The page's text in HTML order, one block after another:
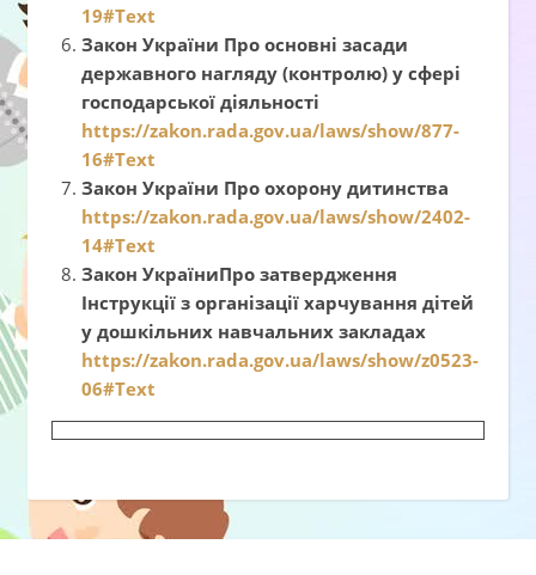
19#Text
Закон України Про основні засади
державного нагляду (контролю) у сфері
господарської діяльності
https://zakon.rada.gov.ua/laws/show/877-
16#Text
Закон України Про охорону дитинства
https://zakon.rada.gov.ua/laws/show/2402-
14#Text
Закон УкраїниПро затвердження
Інструкції з організації харчування дітей
у дошкільних навчальних закладах
https://zakon.rada.gov.ua/laws/show/z0523-
06#Text